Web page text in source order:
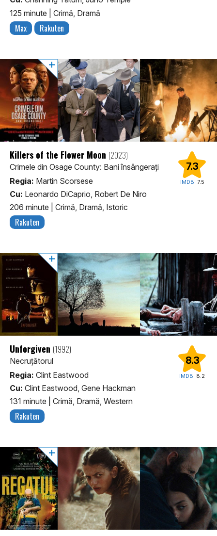
125 minute
Crimă, Dramă
Max Rakuten
7.3
IMDB: 7.5
Killers of the Flower Moon (2023)
Crimele din Osage County: Bani însângerați
Regia: Martin Scorsese
Cu: Leonardo DiCaprio, Robert De Niro
206 minute
Crimă, Dramă, Istoric
Rakuten
8.3
IMDB: 8.2
Unforgiven (1992)
Necruțătorul
Regia: Clint Eastwood
Cu: Clint Eastwood, Gene Hackman
131 minute
Crimă, Dramă, Western
Rakuten